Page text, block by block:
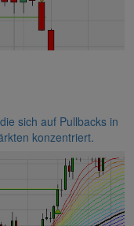
sich auf Pullbacks in
konzentriert.